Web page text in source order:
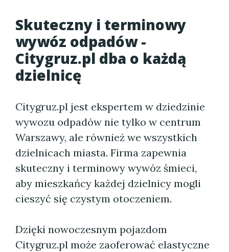
Skuteczny i terminowy
wywóz odpadów -
Citygruz.pl dba o każdą
dzielnicę
Citygruz.pl jest ekspertem w dziedzinie
wywozu odpadów nie tylko w centrum
Warszawy, ale również we wszystkich
dzielnicach miasta. Firma zapewnia
skuteczny i terminowy wywóz śmieci,
aby mieszkańcy każdej dzielnicy mogli
cieszyć się czystym otoczeniem.
Dzięki nowoczesnym pojazdom
Citygruz.pl może zaoferować elastyczne